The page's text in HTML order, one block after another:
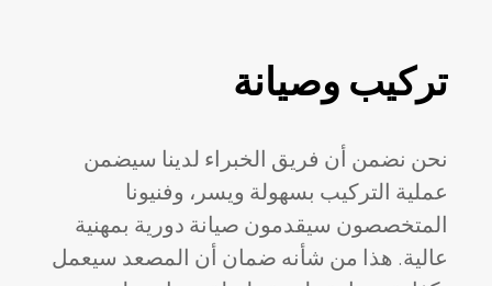
تركيب وصيانة
نحن نضمن أن فريق الخبراء لدينا سيضمن
عملية التركيب بسهولة ويسر، وفنيونا
المتخصصون سيقدمون صيانة دورية بمهنية
عالية. هذا من شأنه ضمان أن المصعد سيعمل